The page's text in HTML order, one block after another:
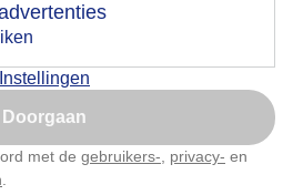
Instellingen
Doorgaan
met de gebruikers- privacy- en
misschien later
dit aan te passen